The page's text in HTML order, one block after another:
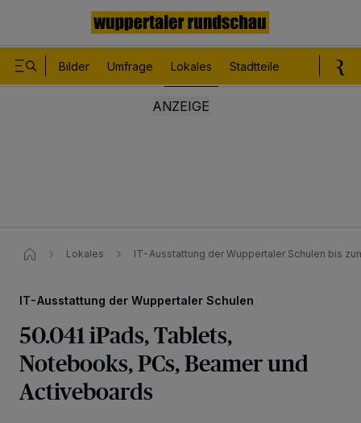
Bilder Umfrage Lokales Stadtteile
Lokales IT-Ausstattung der Wuppertaler Schulen​ bis
IT-Ausstattung der Wuppertaler Schulen
50.041 iPads, Tablets,
Notebooks, PCs, Beamer und
Activeboards